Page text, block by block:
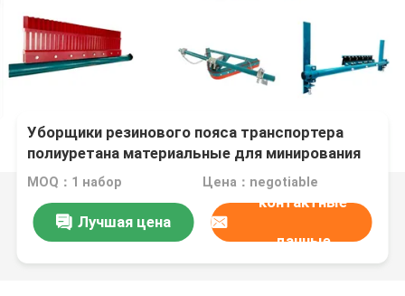
Уборщики резинового пояса транспортера
полиуретана материальные для минирования
MOQ：1 набор Цена：negotiable
Лучшая цена
контактные
данные